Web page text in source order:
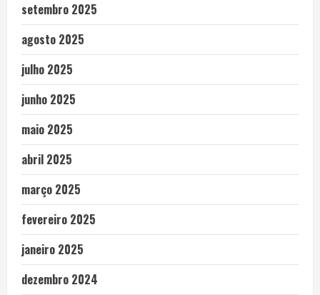
setembro 2025
agosto 2025
julho 2025
junho 2025
maio 2025
abril 2025
março 2025
fevereiro 2025
janeiro 2025
dezembro 2024